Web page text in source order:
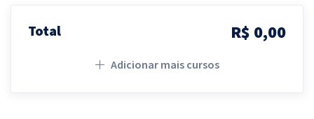
Total R$ 0,00
Adicionar mais cursos